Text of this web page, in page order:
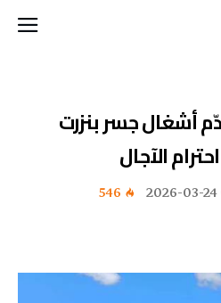
أشغال جسر بنزرت
الآجال
2026-03-24
546